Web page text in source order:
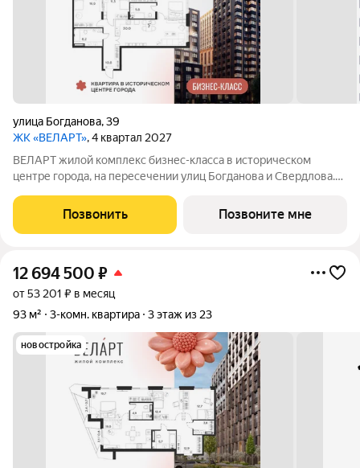
улица Богданова,39
ЖК «ВЕЛАРТ», 4 квартал 2027
ВЕЛАРТ жилой комплекс бизнес-класса в историческом
центре города, на пересечении улиц Богданова и Свердлова.
своей архитектурой Клинкерная плитка и композитные панели
Позвонить Позвоните мне
12 694 500 ₽
от 53 201 ₽ в месяц
93 м²
3-комн. квартира 3 этаж из 23
новостройка